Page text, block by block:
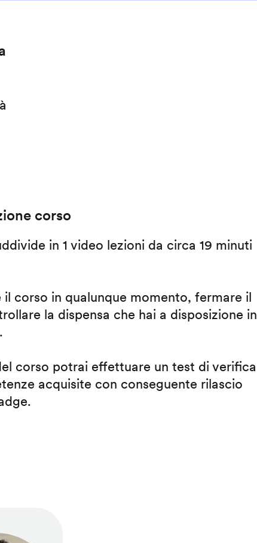
corso
in 1 video lezioni da circa 19 minuti
il corso in qualunque momento, fermare il
la dispensa che hai a disposizione in
corso potrai effettuare un test di verifica
acquisite con conseguente rilascio